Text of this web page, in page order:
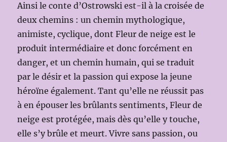
Ainsi le conte d’Ostrowski est-il à la croisée de
deux chemins : un chemin mythologique,
animiste, cyclique, dont Fleur de neige est le
produit intermédiaire et donc forcément en
danger, et un chemin humain, qui se traduit
par le désir et la passion qui expose la jeune
héroïne également. Tant qu’elle ne réussit pas
à en épouser les brûlants sentiments, Fleur de
neige est protégée, mais dès qu’elle y touche,
elle s’y brûle et meurt. Vivre sans passion, ou